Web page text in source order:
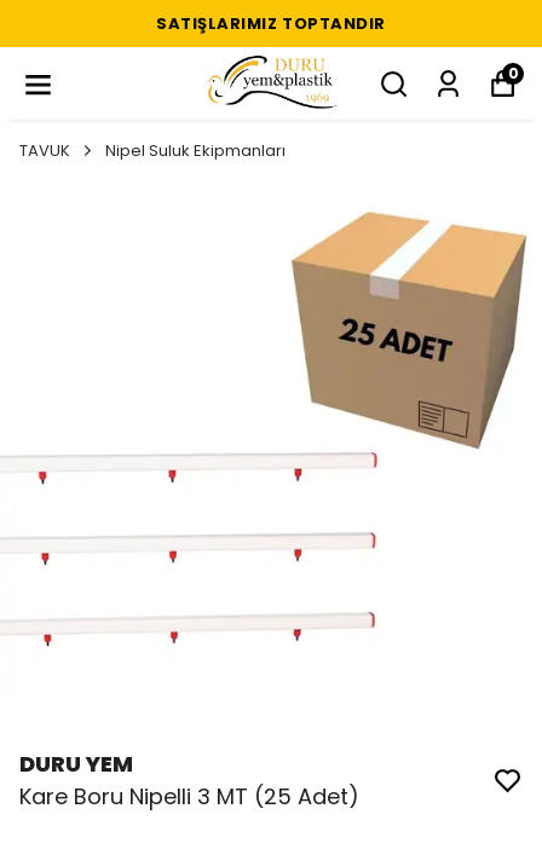
SATIŞLARIMIZ TOPTANDIR
0
TAVUK Nipel Suluk Ekipmanları
DURU YEM
Kare Boru Nipelli 3 MT (25 Adet)